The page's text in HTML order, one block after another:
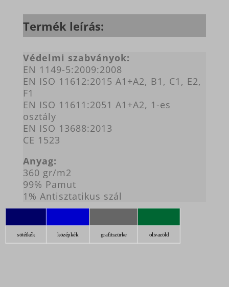
Termék leírás:
Védelmi szabványok:
EN 1149-5:2009:2008
EN ISO 11612:2015 A1+A2, B1, C1, E2,
F1
EN ISO 11611:2051 A1+A2, 1-es
osztály
EN ISO 13688:2013
CE 1523
Anyag:
360 gr/m2
99% Pamut
1% Antisztatikus szál
sötétkék középkék grafitszürke olivazöld